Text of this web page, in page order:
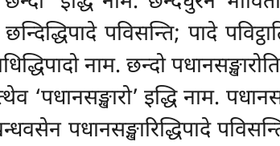
पविसन्ति; पादे
नाम. छन्दो
‘पधानसङ्खारो’ इद्धि नाम.
पधानसङ्खारिद्धिपादे